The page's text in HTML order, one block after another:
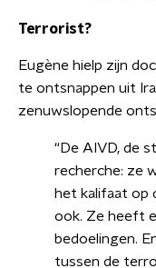
Terrorist?
Eugène hielp zijn
te ontsnappen uit
zenuwslopende
“De AIVD, de
recherche: ze
het kalifaat op
ook. Ze heeft
bedoelingen.
tussen de